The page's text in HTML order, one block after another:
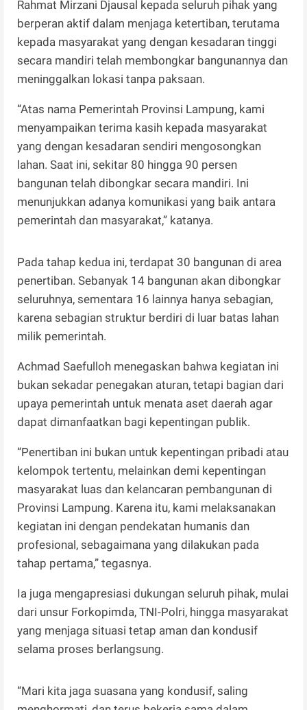
Rahmat Mirzani Djausal kepada seluruh pihak yang
berperan aktif dalam menjaga ketertiban, terutama
kepada masyarakat yang dengan kesadaran tinggi
secara mandiri telah membongkar bangunannya dan
meninggalkan lokasi tanpa paksaan.
“Atas nama Pemerintah Provinsi Lampung, kami
menyampaikan terima kasih kepada masyarakat
yang dengan kesadaran sendiri mengosongkan
lahan. Saat ini, sekitar 80 hingga 90 persen
bangunan telah dibongkar secara mandiri. Ini
menunjukkan adanya komunikasi yang baik antara
pemerintah dan masyarakat,” katanya.
Pada tahap kedua ini, terdapat 30 bangunan di area
penertiban. Sebanyak 14 bangunan akan dibongkar
seluruhnya, sementara 16 lainnya hanya sebagian,
karena sebagian struktur berdiri di luar batas lahan
milik pemerintah.
Achmad Saefulloh menegaskan bahwa kegiatan ini
bukan sekadar penegakan aturan, tetapi bagian dari
upaya pemerintah untuk menata aset daerah agar
dapat dimanfaatkan bagi kepentingan publik.
“Penertiban ini bukan untuk kepentingan pribadi atau
kelompok tertentu, melainkan demi kepentingan
masyarakat luas dan kelancaran pembangunan di
Provinsi Lampung. Karena itu, kami melaksanakan
kegiatan ini dengan pendekatan humanis dan
profesional, sebagaimana yang dilakukan pada
tahap pertama,” tegasnya.
Ia juga mengapresiasi dukungan seluruh pihak, mulai
dari unsur Forkopimda, TNI-Polri, hingga masyarakat
yang menjaga situasi tetap aman dan kondusif
selama proses berlangsung.
“Mari kita jaga suasana yang kondusif, saling